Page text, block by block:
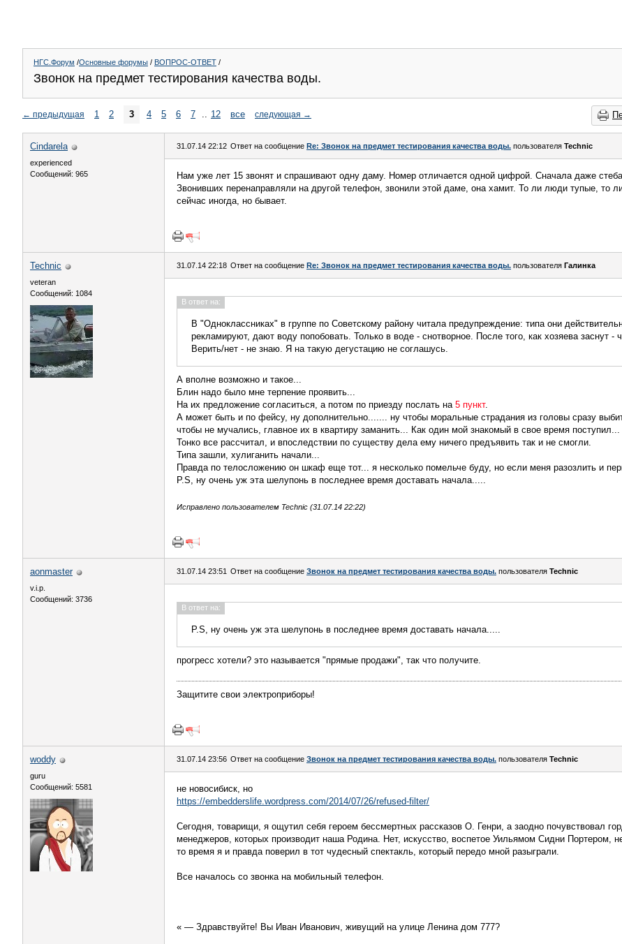
НГС.Форум /Основные форумы / ВОПРОС-ОТВЕТ /
Звонок на предмет тестирования качества воды.
← предыдущая 1 2 3 4 5 6 7 .. 12 все следующая →
Cindarela
experienced
Сообщений: 965
31.07.14 22:12 Ответ на сообщение Re: Звонок на предмет тестирования качества воды. пользователя Technic
Нам уже лет 15 звонят и спрашивают одну даму. Номер отличается одной цифрой. Сначала даже
Звонивших перенаправляли на другой телефон, звонили этой даме, она хамит. То ли люди тупые, то
сейчас иногда, но бывает.
Technic
veteran
Сообщений: 1084
31.07.14 22:18 Ответ на сообщение Re: Звонок на предмет тестирования качества воды. пользователя Галинка
В ответ на:
В "Одноклассниках" в группе по Советскому району читала предупреждение: типа они
рекламируют, дают воду попобовать. Только в воде - снотворное. После того, как хозяева заснут -
Верить/нет - не знаю. Я на такую дегустацию не соглашусь.
А вполне возможно и такое...
Блин надо было мне терпение проявить...
На их предложение согласиться, а потом по приезду послать на5 пункт.
А может быть и по фейсу, ну дополнительно....... ну чтобы моральные страдания из головы сразу
чтобы не мучались, главное их в квартиру заманить... Как один мой знакомый в свое время поступил...
Тонко все рассчитал, и впоследствии по существу дела ему ничего предъявить так и не смогли.
Типа зашли, хулиганить начали...
Правда по телосложению он шкаф еще тот... я несколько помельче буду, но если меня разозлить и
Р.S, ну очень уж эта шелупонь в последнее время доставать начала.....
Исправлено пользователем Technic (31.07.14 22:22)
aonmaster
v.i.p.
Сообщений: 3736
31.07.14 23:51 Ответ на сообщение Звонок на предмет тестирования качества воды. пользователя Technic
В ответ на:
Р.S, ну очень уж эта шелупонь в последнее время доставать начала.....
прогресс хотели? это называется "прямые продажи", так что получите.
Защитите свои электроприборы!
woddy
guru
Сообщений: 5581
31.07.14 23:56 Ответ на сообщение Звонок на предмет тестирования качества воды. пользователя Technic
не новосибиск, но
https://embedderslife.wordpress.com/2014/07/26/refused-filter/
Cегодня, товарищи, я ощутил себя героем бессмертных рассказов О. Генри, а заодно почувствовал
менеджеров, которых производит наша Родина. Нет, искусство, воспетое Уильямом Сидни Портером,
то время я и правда поверил в тот чудесный спектакль, который передо мной разыграли.
Все началось со звонка на мобильный телефон.
« — Здравствуйте! Вы Иван Иванович, живущий на улице Ленина дом 777?